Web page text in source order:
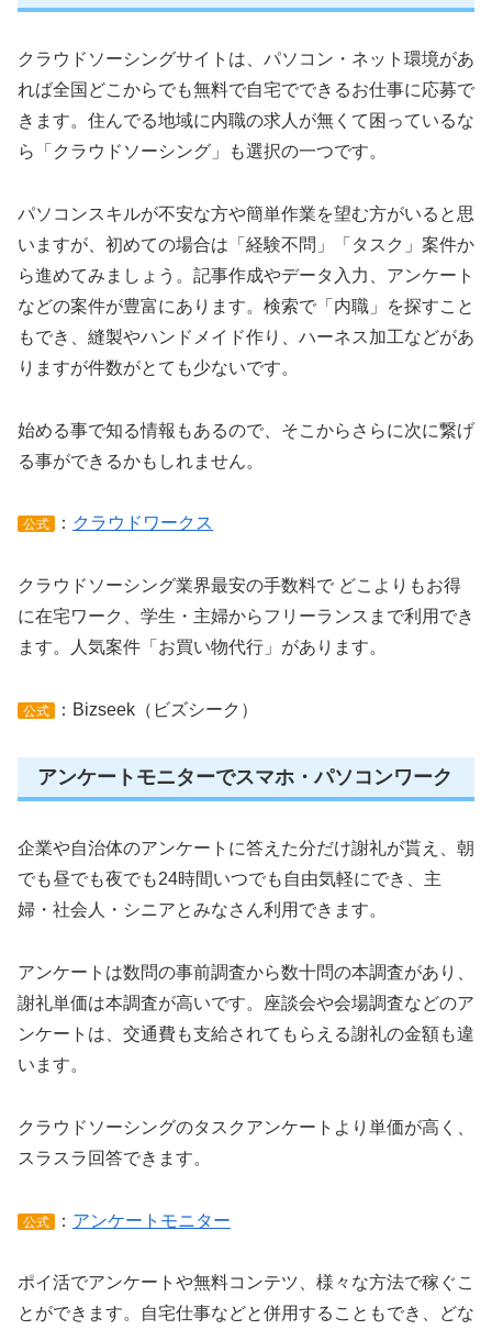
クラウドソーシングサイトは、パソコン・ネット環境があ
れば全国どこからでも無料で自宅でできるお仕事に応募で
きます。住んでる地域に内職の求人が無くて困っているな
ら「クラウドソーシング」も選択の一つです。
パソコンスキルが不安な方や簡単作業を望む方がいると思
いますが、初めての場合は「経験不問」「タスク」案件か
ら進めてみましょう。記事作成やデータ入力、アンケート
などの案件が豊富にあります。検索で「内職」を探すこと
もでき、縫製やハンドメイド作り、ハーネス加工などがあ
りますが件数がとても少ないです。
始める事で知る情報もあるので、そこからさらに次に繋げ
る事ができるかもしれません。
公式 ： クラウドワークス
クラウドソーシング業界最安の手数料で どこよりもお得
に在宅ワーク、学生・主婦からフリーランスまで利用でき
ます。人気案件「お買い物代行」があります。
公式 ：Bizseek（ビズシーク）
アンケートモニターでスマホ・パソコンワーク
企業や自治体のアンケートに答えた分だけ謝礼が貰え、朝
でも昼でも夜でも24時間いつでも自由気軽にでき、主
婦・社会人・シニアとみなさん利用できます。
アンケートは数問の事前調査から数十問の本調査があり、
謝礼単価は本調査が高いです。座談会や会場調査などのア
ンケートは、交通費も支給されてもらえる謝礼の金額も違
います。
クラウドソーシングのタスクアンケートより単価が高く、
スラスラ回答できます。
公式 ： アンケートモニター
ポイ活でアンケートや無料コンテツ、様々な方法で稼ぐこ
とができます。自宅仕事などと併用することもでき、どな